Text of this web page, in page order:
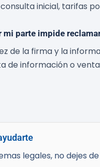
inicial, tarifas
mi parte impide
de la firma y la
de información o
legales, no dejes